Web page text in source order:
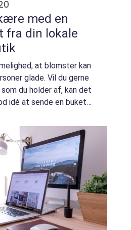
med en
fra din lokale
at blomster kan
glade. Vil du gerne
du holder af, kan det
idé at sende en buket
at gøre ved at fo...